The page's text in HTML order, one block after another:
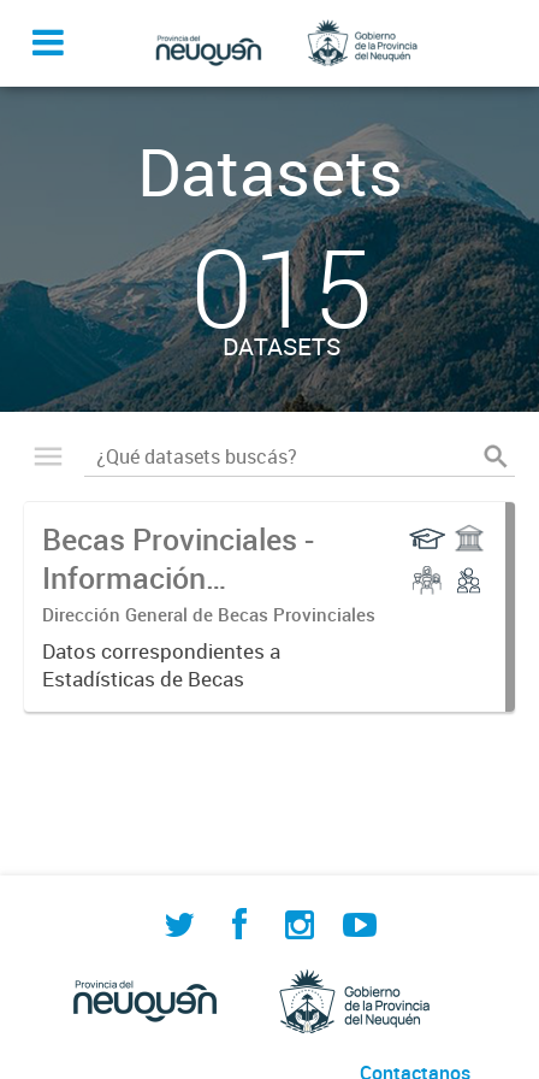
Datasets
015
DATASETS
Becas Provinciales -
Información
Consolidada
Dirección General de Becas Provinciales
Datos correspondientes a
Estadísticas de Becas
Contactanos